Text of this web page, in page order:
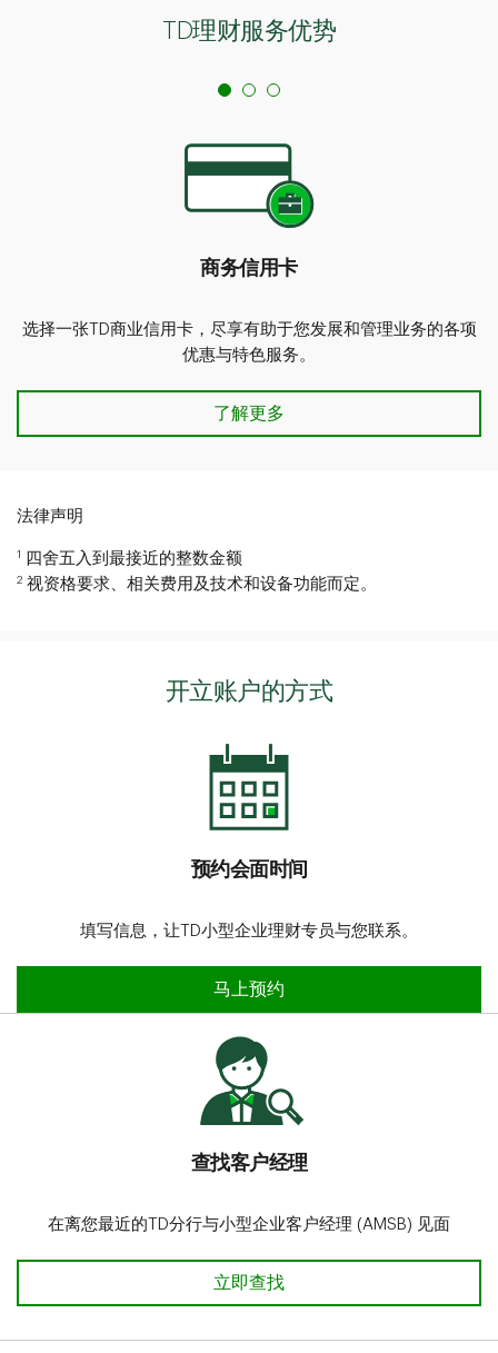
TD理财服务优势
商务信用卡
选择一张TD商业信用卡，尽享有助于您发展和管理业务的各项
优惠与特色服务。
商务信用卡
了解更多
法律声明
1 四舍五入到最接近的整数金额
2 视资格要求、相关费用及技术和设备功能而定。
开立账户的方式
预约会面时间
填写信息，让TD小型企业理财专员与您联系。
预约会面时间
马上预约
查找客户经理
在离您最近的TD分行与小型企业客户经理 (AMSB) 见面
查找客户经理
立即查找